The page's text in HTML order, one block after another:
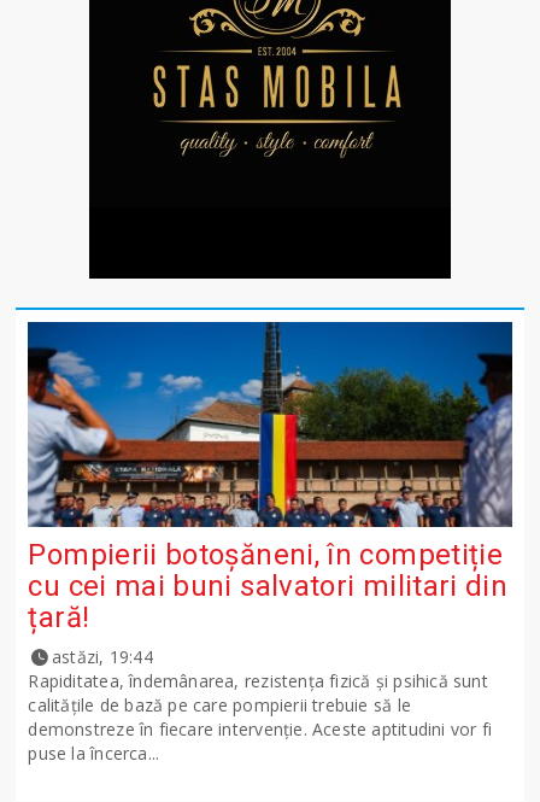
Pompierii botoșăneni, în competiție
cu cei mai buni salvatori militari din
țară!
astăzi, 19:44
Rapiditatea, îndemânarea, rezistența fizică și psihică sunt
calitățile de bază pe care pompierii trebuie să le
demonstreze în fiecare intervenție. Aceste aptitudini vor fi
puse la încerca...